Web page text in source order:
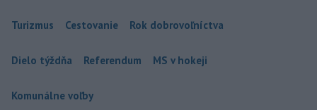
Turizmus Cestovanie Rok dobrovoľníctva
Dielo týždňa Referendum MS v hokeji
Komunálne voľby